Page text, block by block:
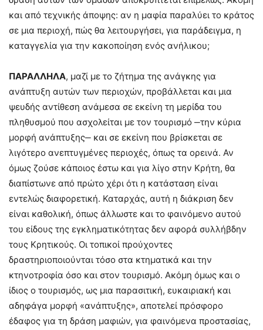
και από τεχνικής άποψης: αν η μαφία παραλύει το κράτος
σε μια περιοχή, πώς θα λειτουργήσει, για παράδειγμα, η
καταγγελία για την κακοποίηση ενός ανήλικου;
ΠΑΡΑΛΛΗΛΑ, μαζί με το ζήτημα της ανάγκης για
ανάπτυξη αυτών των περιοχών, προβάλλεται και μια
ψευδής αντίθεση ανάμεσα σε εκείνη τη μερίδα του
πληθυσμού που ασχολείται με τον τουρισμό ‒την κύρια
μορφή ανάπτυξης‒ και σε εκείνη που βρίσκεται σε
λιγότερο ανεπτυγμένες περιοχές, όπως τα ορεινά. Αν
όμως ζούσε κάποιος έστω και για λίγο στην Κρήτη, θα
διαπίστωνε από πρώτο χέρι ότι η κατάσταση είναι
εντελώς διαφορετική. Καταρχάς, αυτή η διάκριση δεν
είναι καθολική, όπως άλλωστε και το φαινόμενο αυτού
του είδους της εγκληματικότητας δεν αφορά συλλήβδην
τους Κρητικούς. Οι τοπικοί προύχοντες
δραστηριοποιούνται τόσο στα κτηματικά και την
κτηνοτροφία όσο και στον τουρισμό. Ακόμη όμως και ο
ίδιος ο τουρισμός, ως μια παρασιτική, ευκαιριακή και
αδηφάγα μορφή «ανάπτυξης», αποτελεί πρόσφορο
έδαφος για τη δράση μαφιών, για φαινόμενα προστασίας,